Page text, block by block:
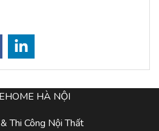
HÀ NỘI
Thi Công Nội Thất